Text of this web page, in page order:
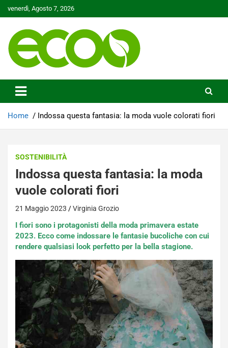
to
venerdì, Agosto 7, 2026
Ecoo.it
Home Indossa questa fantasia: la moda vuole colorati fiori
SOSTENIBILITÀ
Indossa questa fantasia: la moda
vuole colorati fiori
21 Maggio 2023 Virginia Grozio
I fiori sono i protagonisti della moda primavera estate
2023. Ecco come indossare le fantasie bucoliche con cui
rendere qualsiasi look perfetto per la bella stagione.